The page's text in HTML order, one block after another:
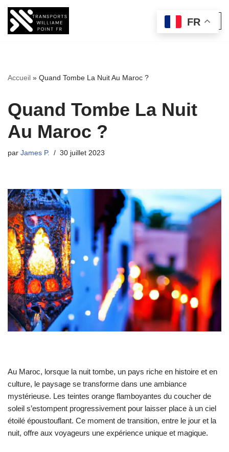
Aller
Accueil » Quand Tombe La Nuit Au Maroc ?
Quand Tombe La Nuit
Au Maroc ?
par James P. 30 juillet 2023
Au Maroc, lorsque la nuit tombe, un pays riche en histoire et en
culture, le paysage se transforme dans une ambiance
mystérieuse. Les teintes orange flamboyantes du coucher de
soleil s’estompent progressivement pour laisser place à un ciel
étoilé époustouflant. Ce moment de transition, entre le jour et la
nuit, offre aux voyageurs une expérience unique et magique.
FR